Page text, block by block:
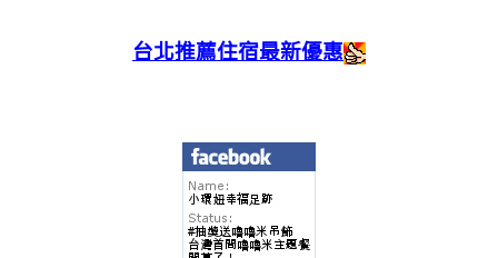
台北推薦住宿最新優惠